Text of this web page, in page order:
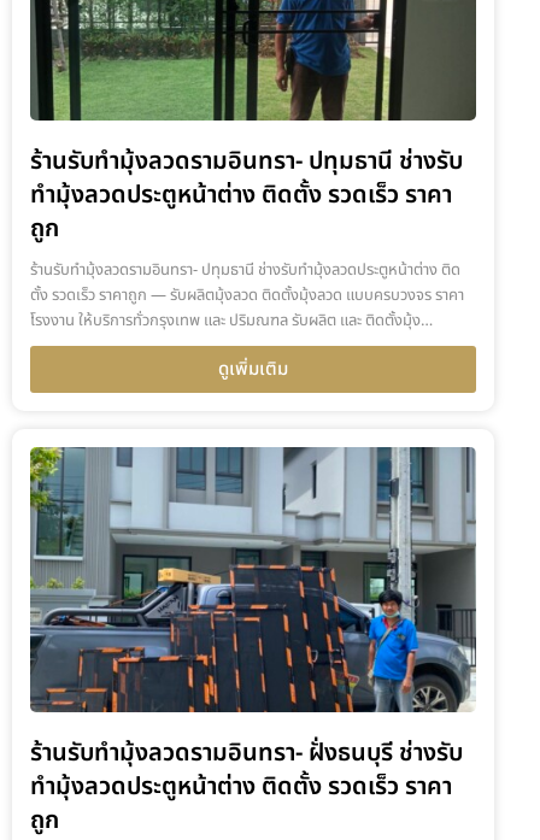
ร้านรับทำมุ้งลวดรามอินทรา- ปทุมธานี ช่างรับ
ทำมุ้งลวดประตูหน้าต่าง ติดตั้ง รวดเร็ว ราคา
ถูก
ร้านรับทำมุ้งลวดรามอินทรา- ปทุมธานี ช่างรับทำมุ้งลวดประตูหน้าต่าง ติด
ตั้ง รวดเร็ว ราคาถูก — รับผลิตมุ้งลวด ติดตั้งมุ้งลวด แบบครบวงจร ราคา
โรงงาน ให้บริการทั่วกรุงเทพ และ ปริมณฑล รับผลิต และ ติดตั้งมุ้ง…
ดูเพิ่มเติม
ร้านรับทำมุ้งลวดรามอินทรา- ฝั่งธนบุรี ช่างรับ
ทำมุ้งลวดประตูหน้าต่าง ติดตั้ง รวดเร็ว ราคา
ถูก